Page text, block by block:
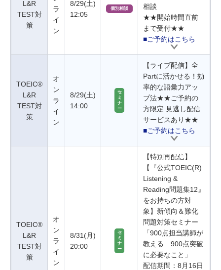
L&R
TEST対
策
ラ
イ
ン
8/29(土)
12:05
個別相談
相談
★★開始時間直前
まで受付★★
■ご予約はこちら
TOEIC®
L&R
TEST対
策
オ
ン
ラ
イ
ン
8/29(土)
14:00
セ
ミ
ナ
ー
【ライブ配信】全
Partに活かせる！効
率的な語彙力アッ
プ法★★ご予約の
方限定 見逃し配信
サービスあり★★
■ご予約はこちら
TOEIC®
L&R
TEST対
策
オ
ン
ラ
イ
ン
8/31(月)
20:00
セ
ミ
ナ
ー
【特別再配信】
【『公式TOEIC(R)
Listening &
Reading問題集12』
をお持ちの方対
象】新傾向＆難化
問題対策セミナー
「900点担当講師が
教える 900点突破
に必要なこと」
配信期間：8月16日